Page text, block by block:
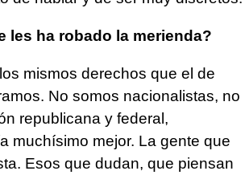
les ha robado la merienda?
mismos derechos que el de
No somos nacionalistas, no
republicana y federal,
muchísimo mejor. La gente que
Esos que dudan, que piensan